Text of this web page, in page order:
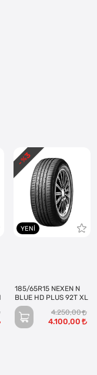
YENI
185/65R15 NEXEN N
BLUE HD PLUS 92T XL
4.250,00
4.100,00
- %
3